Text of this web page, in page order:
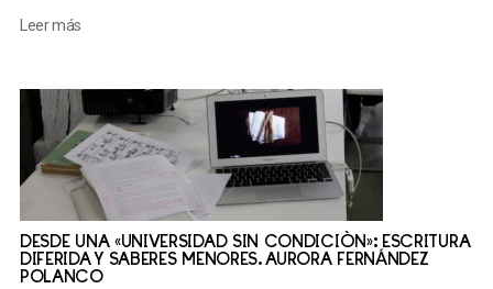
Leer más
DESDE UNA «UNIVERSIDAD SIN CONDICIÓN»: ESCRITURA
DIFERIDA Y SABERES MENORES. AURORA FERNÁNDEZ
POLANCO